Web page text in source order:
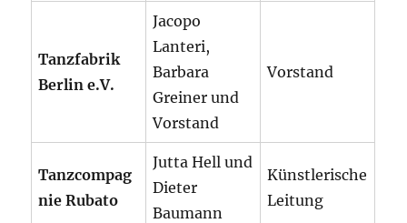
Tanzfabrik
Berlin e.V.
Jacopo
Lanteri,
Barbara
Greiner und
Vorstand
Vorstand
Tanzcompag
nie Rubato
Jutta Hell und
Dieter
Baumann
Künstlerische
Leitung